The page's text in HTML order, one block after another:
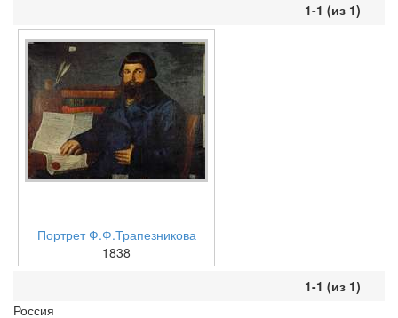
1-1 (из 1)
Портрет Ф.Ф.Трапезникова
1838
1-1 (из 1)
Россия